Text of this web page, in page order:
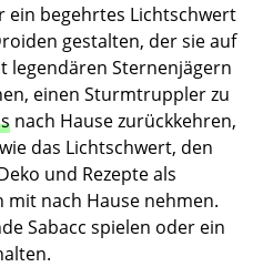
ein begehrtes Lichtschwert
gestalten, der sie auf
legendären Sternenjägern
einen Sturmtruppler zu
nach Hause zurückkehren,
das Lichtschwert, den
und Rezepte als
mit nach Hause nehmen.
Sabacc spielen oder ein